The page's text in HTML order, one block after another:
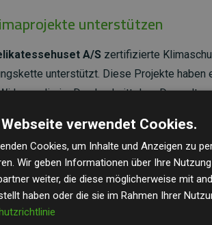
unterstützen
A/S zertifizierte
unterstützt. Diese Projekte haben
die im Durchschnitt dem Doppelten
entspricht.
Klimawirkung und Transparenz. Weitere
hier.
Webseite verwendet Cookies.
Cookies, um Inhalte und Anzeigen zu
Wir geben Informationen über Ihre
weiter, die diese möglicherweise mit
haben oder die sie im Rahmen Ihrer